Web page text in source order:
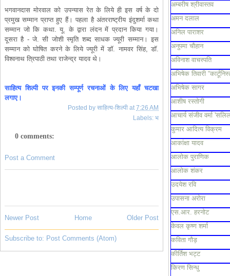
भगवानदास मोरवाल को उपन्यास रेत के लिये ही इस वर्ष के दो
प्रमुख सम्मान प्राप्त हुए हैं। पहला है अंतरराष्ट्रीय इंदुशर्मा कथा
सम्मान जो कि कथा. यू. के द्वारा लंदन में प्रदान किया गया।
दूसरा है - जे. सी जोशी स्मृति शब्द साधक ज्यूरी सम्मान। इस
सम्मान को घोषित करने के लिये ज्यूरी में डॉ. नामवर सिंह, डॉ.
विश्वनाथ त्रिपाठी तथा राजेन्द्र यादव थे।
साहित्य शिल्पी पर इनकी सम्पूर्ण रचनाओं के लिए यहाँ चटखा
लगाए।
Posted by साहित्य-शिल्पी at 7:26 AM
Labels: भ
0 comments:
Post a Comment
Newer Post Older Post
Home
Subscribe to: Post Comments (Atom)
अम्बरीष श्रीवास्तव
अमन दलाल
अनिल पाराशर
अनुपमा चौहान
अविनाश वाचस्पति
अभिषेक तिवारी
अभिषेक सागर
आशीष रस्तोगी
आचार्य संजीव वर्मा
कुमार आदित्य विक्रम
आकांक्षा यादव
आलोक पुराणिक
आलोक शंकर
उदयेश रवि
उपासना अरोरा
एस.आर. हरनोट
केवल कृष्ण शर्मा
कविता गौड़
कीर्तिश भट्ट
किरण सिन्धु